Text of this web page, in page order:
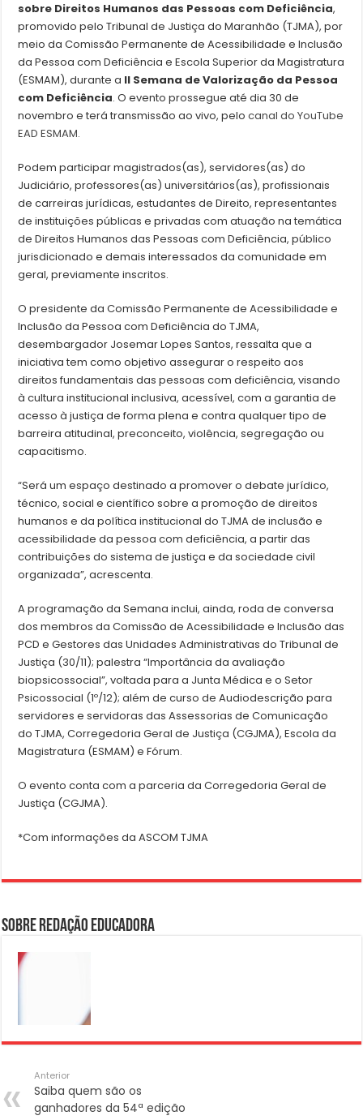
sobre Direitos Humanos das Pessoas com Deficiência,
promovido pelo Tribunal de Justiça do Maranhão (TJMA), por
meio da Comissão Permanente de Acessibilidade e Inclusão
da Pessoa com Deficiência e Escola Superior da Magistratura
(ESMAM), durante a II Semana de Valorização da Pessoa
com Deficiência. O evento prossegue até dia 30 de
novembro e terá transmissão ao vivo, pelocanal do YouTube
EAD ESMAM.
Podem participar magistrados(as), servidores(as) do
Judiciário, professores(as) universitários(as), profissionais
de carreiras jurídicas, estudantes de Direito, representantes
de instituições públicas e privadas com atuação na temática
de Direitos Humanos das Pessoas com Deficiência, público
jurisdicionado e demais interessados da comunidade em
geral, previamente inscritos.
O presidente da Comissão Permanente de Acessibilidade e
Inclusão da Pessoa com Deficiência do TJMA,
desembargador Josemar Lopes Santos, ressalta que a
iniciativa tem como objetivo assegurar o respeito aos
direitos fundamentais das pessoas com deficiência, visando
à cultura institucional inclusiva, acessível, com a garantia de
acesso à justiça de forma plena e contra qualquer tipo de
barreira atitudinal, preconceito, violência, segregação ou
capacitismo.
“Será um espaço destinado a promover o debate jurídico,
técnico, social e científico sobre a promoção de direitos
humanos e da política institucional do TJMA de inclusão e
acessibilidade da pessoa com deficiência, a partir das
contribuições do sistema de justiça e da sociedade civil
organizada”, acrescenta.
A programação da Semana inclui, ainda, roda de conversa
dos membros da Comissão de Acessibilidade e Inclusão das
PCD e Gestores das Unidades Administrativas do Tribunal de
Justiça (30/11); palestra “Importância da avaliação
biopsicossocial”, voltada para a Junta Médica e o Setor
Psicossocial (1º/12); além de curso de Audiodescrição para
servidores e servidoras das Assessorias de Comunicação
do TJMA, Corregedoria Geral de Justiça (CGJMA), Escola da
Magistratura (ESMAM) e Fórum.
O evento conta com a parceria da Corregedoria Geral de
Justiça (CGJMA).
*Com informações da ASCOM TJMA
Sobre Redação Educadora
Anterior
Saiba quem são os
ganhadores da 54ª edição